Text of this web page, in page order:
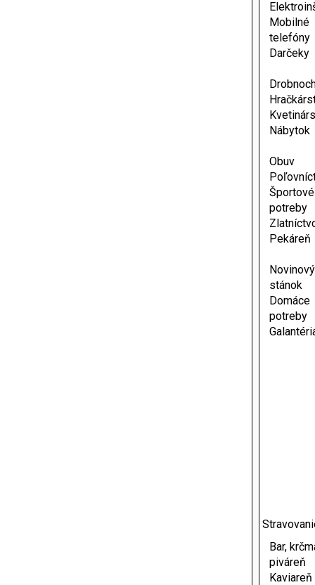
Mobilné
telefóny
Darčeky
Nábytok
Obuv
Športové
potreby
Pekáreň
Novinový
stánok
Domáce
potreby
Bar,
piváreň
Kaviareň